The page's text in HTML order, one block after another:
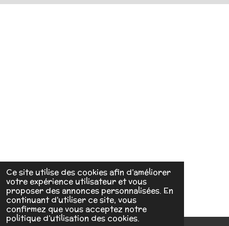
Ce site utilise des cookies afin d’améliorer
votre expérience utilisateur et vous
proposer des annonces personnalisées. En
continuant d'utiliser ce site, vous
confirmez que vous acceptez notre
politique d’utilisation des cookies.